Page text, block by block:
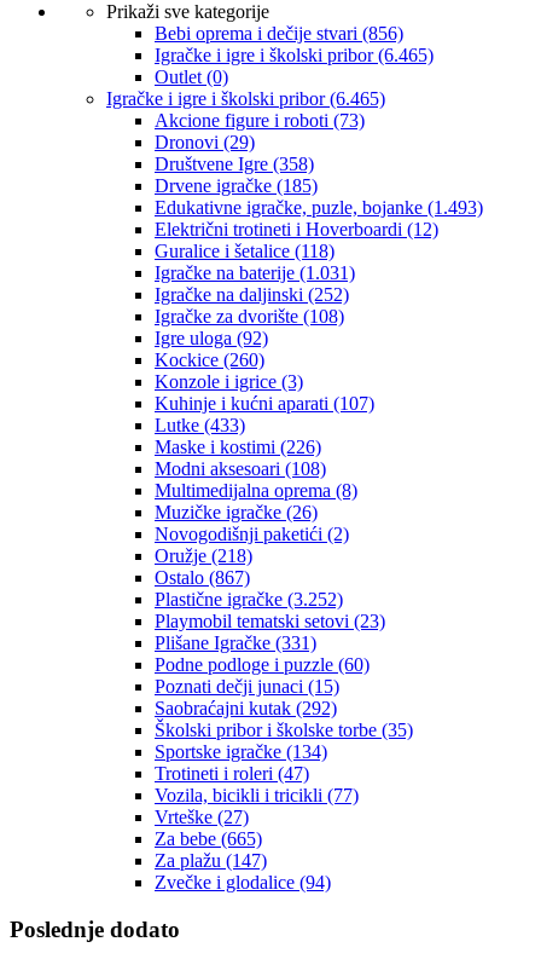
Prikaži sve kategorije
Bebi oprema i dečije stvari (856)
Igračke i igre i školski pribor(6.465)
Outlet (0)
Igračke i igre i školski pribor(6.465)
Akcione figure i roboti (73)
Dronovi (29)
Društvene Igre (358)
Drvene igračke (185)
Edukativne igračke, puzle, bojanke (1.493)
Električni trotineti i Hoverboardi (12)
Guralice i šetalice (118)
Igračke na baterije (1.031)
Igračke na daljinski (252)
‎Igračke za dvorište (108)
Igre uloga (92)
Kockice (260)
Konzole i igrice (3)
Kuhinje i kućni aparati (107)
Lutke (433)
Maske i kostimi (226)
Modni aksesoari (108)
Multimedijalna oprema (8)
Muzičke igračke (26)
Novogodišnji paketići (2)
Oružje (218)
Ostalo (867)
Plastične igračke (3.252)
Playmobil tematski setovi (23)
Plišane Igračke (331)
Podne podloge i puzzle (60)
Poznati dečji junaci (15)
Saobraćajni kutak (292)
Školski pribor i školske torbe (35)
Sportske igračke (134)
Trotineti i roleri (47)
Vozila, bicikli i tricikli (77)
Vrteške (27)
Za bebe (665)
Za plažu (147)
Zvečke i glodalice (94)
Poslednje dodato